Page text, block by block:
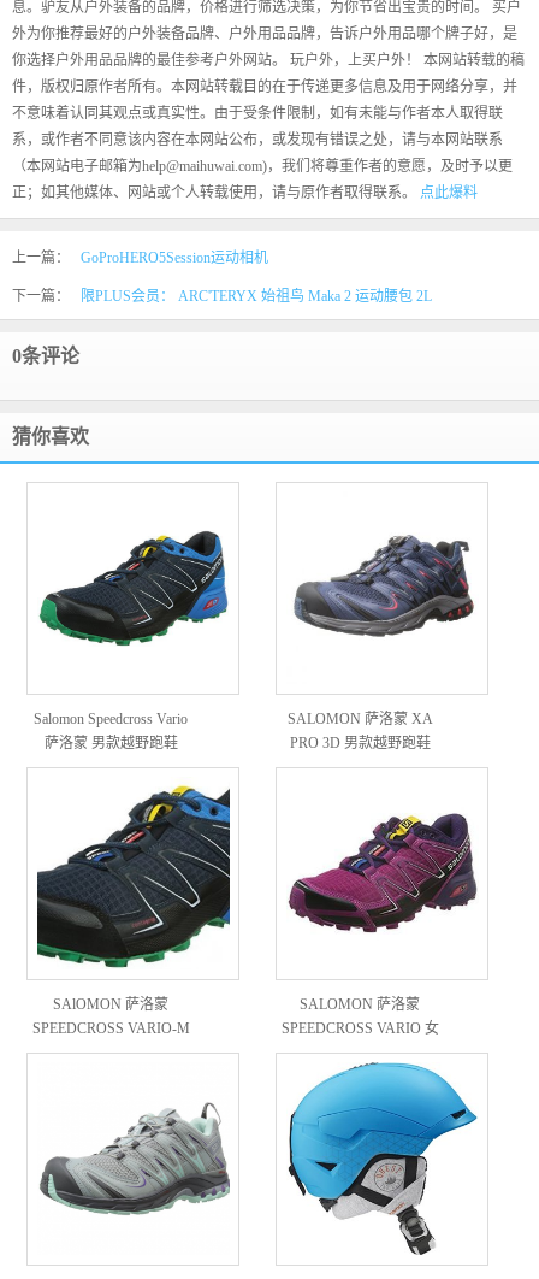
息。驴友从户外装备的品牌，价格进行筛选决策，为你节省出宝贵的时间。 买户
外为你推荐最好的户外装备品牌、户外用品品牌，告诉户外用品哪个牌子好，是
你选择户外用品品牌的最佳参考户外网站。 玩户外，上买户外！ 本网站转载的稿
件，版权归原作者所有。本网站转载目的在于传递更多信息及用于网络分享，并
不意味着认同其观点或真实性。由于受条件限制，如有未能与作者本人取得联
系，或作者不同意该内容在本网站公布，或发现有错误之处，请与本网站联系
（本网站电子邮箱为help@maihuwai.com)，我们将尊重作者的意愿，及时予以更
正；如其他媒体、网站或个人转载使用，请与原作者取得联系。 点此爆料
上一篇： GoProHERO5Session运动相机
下一篇： 限PLUS会员： ARC'TERYX 始祖鸟 Maka 2 运动腰包 2L
0条评论
猜你喜欢
Salomon Speedcross Vario
萨洛蒙 男款越野跑鞋
SALOMON 萨洛蒙 XA
PRO 3D 男款越野跑鞋
SAlOMON 萨洛蒙
SPEEDCROSS VARIO-M
男款越野跑鞋
SALOMON 萨洛蒙
SPEEDCROSS VARIO 女
款越野跑鞋